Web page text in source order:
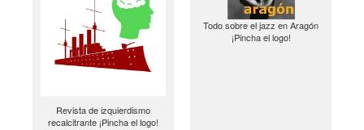
Revista de izquierdismo
recalcitrante ¡Pincha el logo!
Todo sobre el jazz en Aragón
¡Pincha el logo!